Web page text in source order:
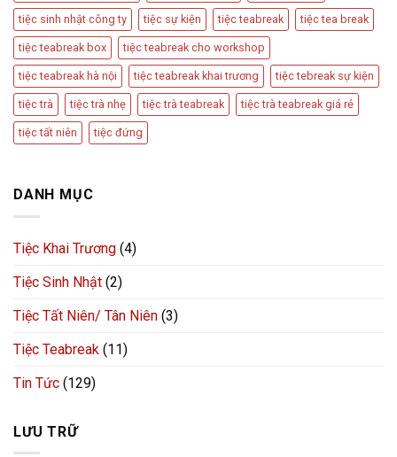
tiệc sinh nhật công ty tiệc sự kiện tiệc teabreak tiệc tea break
tiệc teabreak box tiệc teabreak cho workshop
tiệc teabreak hà nội tiệc teabreak khai trương tiệc tebreak sự kiện
tiệc trà tiệc trà nhẹ tiệc trà teabreak tiệc trà teabreak giá rẻ
tiệc tất niên tiệc đứng
DANH MỤC
Tiệc Khai Trương (4)
Tiệc Sinh Nhật (2)
Tiệc Tất Niên/ Tân Niên (3)
Tiệc Teabreak (11)
Tin Tức (129)
LƯU TRỮ